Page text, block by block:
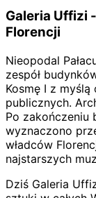
Galeria Uffizi
Florencji
Nieopodal
zespół
Kosmę I z
publicznych.
Po zakończeniu
wyznaczono
władców
najstarszych
Dziś Galeria